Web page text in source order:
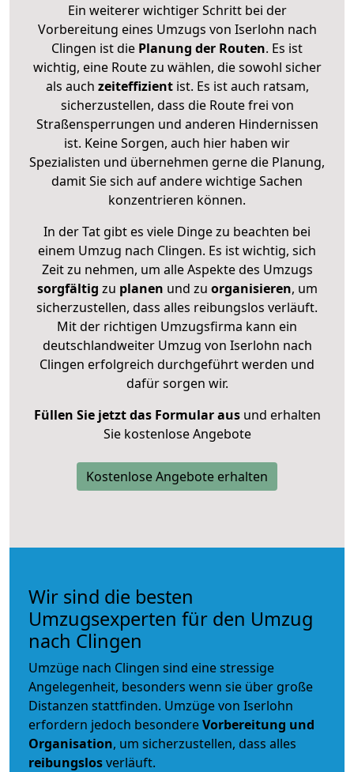
Ein weiterer wichtiger Schritt bei der
Vorbereitung eines Umzugs von Iserlohn nach
Clingen ist die Planung der Routen. Es ist
wichtig, eine Route zu wählen, die sowohl sicher
als auch zeiteffizientist. Es ist auch ratsam,
sicherzustellen, dass die Route frei von
Straßensperrungen und anderen Hindernissen
ist. Keine Sorgen, auch hier haben wir
Spezialisten und übernehmen gerne die Planung,
damit Sie sich auf andere wichtige Sachen
konzentrieren können.
In der Tat gibt es viele Dinge zu beachten bei
einem Umzug nach Clingen. Es ist wichtig, sich
Zeit zu nehmen, um alle Aspekte des Umzugs
sorgfältig zu planen und zu organisieren, um
sicherzustellen, dass alles reibungslos verläuft.
Mit der richtigen Umzugsfirma kann ein
deutschlandweiter Umzug von Iserlohn nach
Clingen erfolgreich durchgeführt werden und
dafür sorgen wir.
Füllen Sie jetzt das Formular ausund erhalten
Sie kostenlose Angebote
Kostenlose Angebote erhalten
Wir sind die besten
Umzugsexperten für den Umzug
nach Clingen
Umzüge nach Clingen sind eine stressige
Angelegenheit, besonders wenn sie über große
Distanzen stattfinden. Umzüge von Iserlohn
erfordern jedoch besondereVorbereitung und
Organisation, um sicherzustellen, dass alles
reibungslosverläuft.